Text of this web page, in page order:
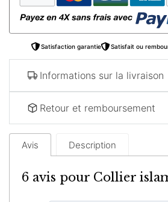
Satisfaction garantie Satisfait ou
Informations sur la livraison
Retour et remboursement
Avis Description
6 avis pour Collier